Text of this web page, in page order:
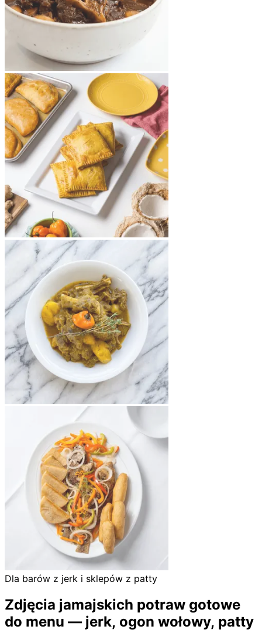
Dla barów z jerk i sklepów z patty
Zdjęcia jamajskich potraw gotowe
do menu — jerk, ogon wołowy, patty